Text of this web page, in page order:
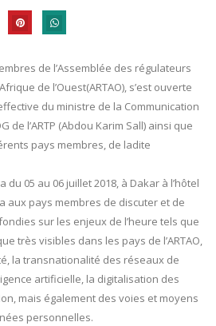
de l’Assemblée des régulateurs
de l’Ouest(ARTAO), s’est ouverte
du ministre de la Communication
de l’ARTP (Abdou Karim Sall) ainsi que
pays membres, de ladite
05 au 06 juillet 2018, à Dakar à l’hôtel
aux pays membres de discuter et de
sur les enjeux de l’heure tels que
très visibles dans les pays de l’ARTAO,
la transnationalité des réseaux de
artificielle, la digitalisation des
mais également des voies et moyens
personnelles.